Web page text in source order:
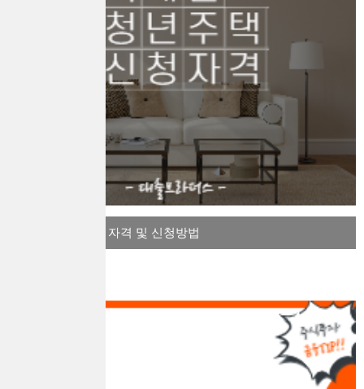
역세권 청년주택 자격 및 신청방법